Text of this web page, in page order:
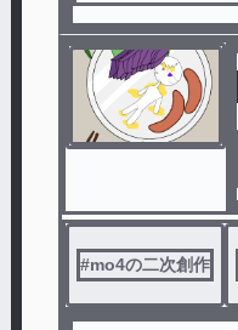
#mo4の二次創作